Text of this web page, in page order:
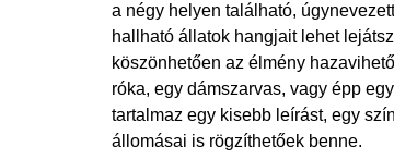
a négy helyen található,
hallható állatok hangjait lehet
köszönhetően az élmény
róka, egy dámszarvas, vagy épp
tartalmaz egy kisebb leírást, egy
állomásai is rögzíthetőek benne.